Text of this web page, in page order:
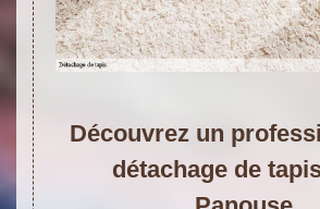
Découvrez un
détachage de